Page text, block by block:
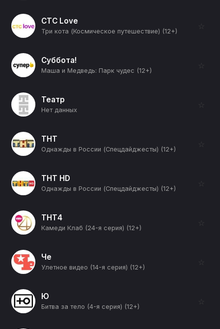
СТС Love
Три кота (Космическое путешествие) (12+)
☆
Суббота!
Маша и Медведь: Парк чудес (12+)
☆
Театр
Нет данных
☆
ТНТ
Однажды в России (Спецдайджесты) (12+)
☆
ТНТ HD
Однажды в России (Спецдайджесты) (12+)
☆
ТНТ4
Камеди Клаб (24-я серия) (12+)
☆
Че
Улетное видео (14-я серия) (12+)
☆
Ю
Битва за тело (4-я серия) (12+)
☆